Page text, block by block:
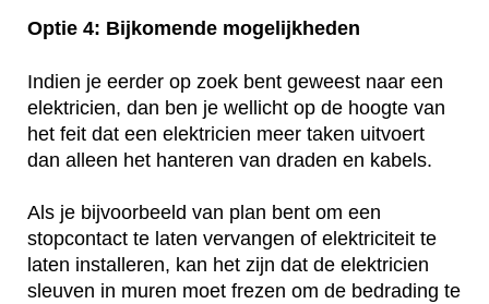
Optie 4: Bijkomende mogelijkheden
Indien je eerder op zoek bent geweest naar een
elektricien, dan ben je wellicht op de hoogte van
het feit dat een elektricien meer taken uitvoert
dan alleen het hanteren van draden en kabels.
Als je bijvoorbeeld van plan bent om een
stopcontact te laten vervangen of elektriciteit te
laten installeren, kan het zijn dat de elektricien
sleuven in muren moet frezen om de bedrading te